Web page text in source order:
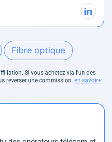
Fibre optique
Si vous achetez via l'un des
reverser une commission. en savoir+